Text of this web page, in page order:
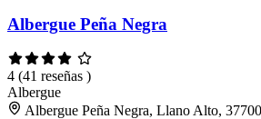
Albergue Peña Negra
4 (41 reseñas )
Albergue
Albergue Peña Negra, Llano Alto,